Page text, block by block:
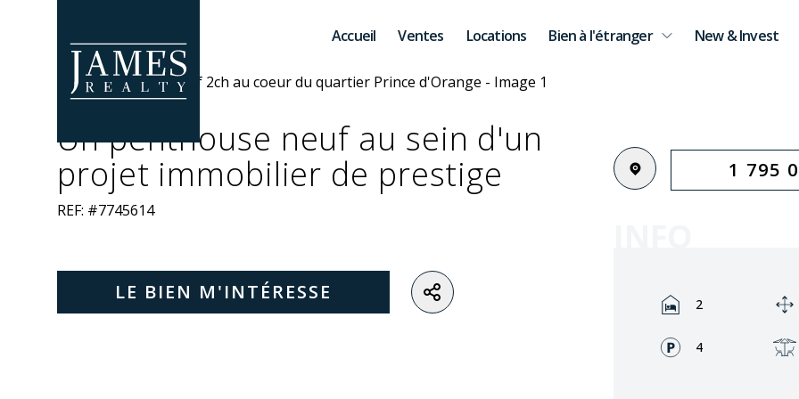
Accueil
Ventes Locations Bien à l'étranger New & Invest
Un penthouse neuf au sein d'un
projet immobilier de prestige
REF: #7745614
LE BIEN M'INTÉRESSE
1 795
Rooms:
2
Façades:
4